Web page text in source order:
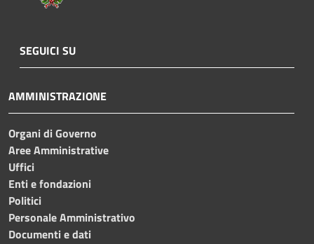
SEGUICI SU
AMMINISTRAZIONE
Organi di Governo
Aree Amministrative
Uffici
Enti e fondazioni
Politici
Personale Amministrativo
Documenti e dati